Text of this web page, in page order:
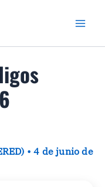
•4 de junio de